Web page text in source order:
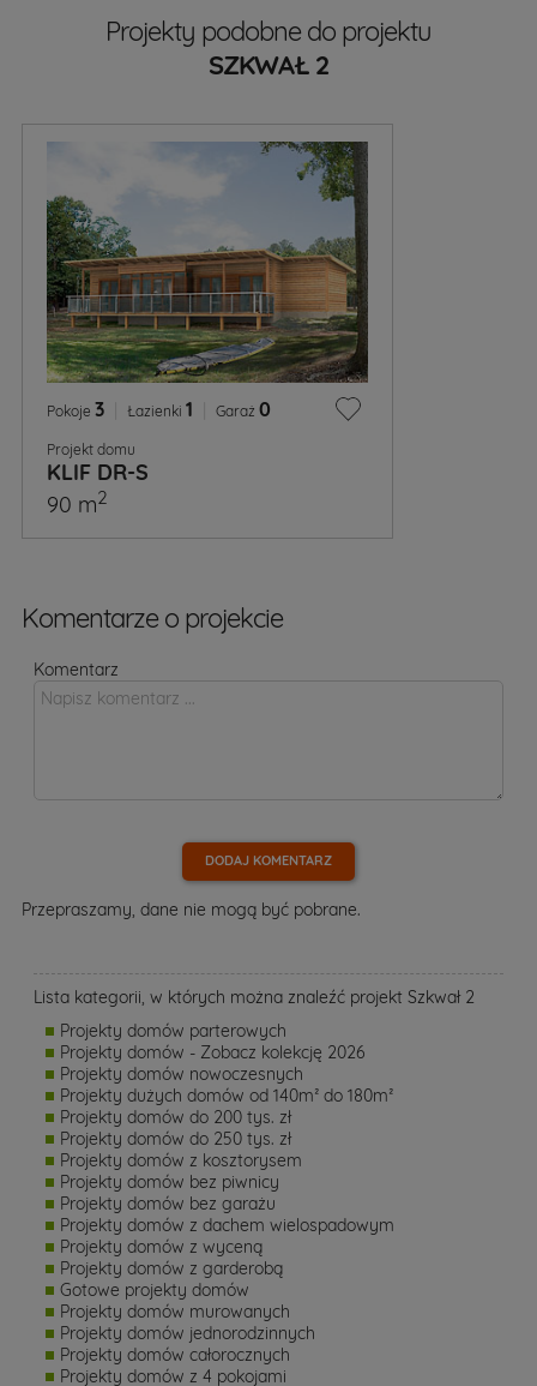
Projekty podobne do projektu
SZKWAŁ 2
Pokoje 3 Łazienki 1 Garaż 0
Projekt domu
KLIF DR-S
90 m2
Komentarze o projekcie
Komentarz
DODAJ KOMENTARZ
Przepraszamy, dane nie mogą być pobrane.
Lista kategorii, w których można znaleźć projekt Szkwał 2
Projekty domów parterowych
Projekty domów - Zobacz kolekcję 2026
Projekty domów nowoczesnych
Projekty dużych domów od 140m² do 180m²
Projekty domów do 200 tys. zł
Projekty domów do 250 tys. zł
Projekty domów z kosztorysem
Projekty domów bez piwnicy
Projekty domów bez garażu
Projekty domów z dachem wielospadowym
Projekty domów z wyceną
Projekty domów z garderobą
Gotowe projekty domów
Projekty domów murowanych
Projekty domów jednorodzinnych
Projekty domów całorocznych
Projekty domów z 4 pokojami